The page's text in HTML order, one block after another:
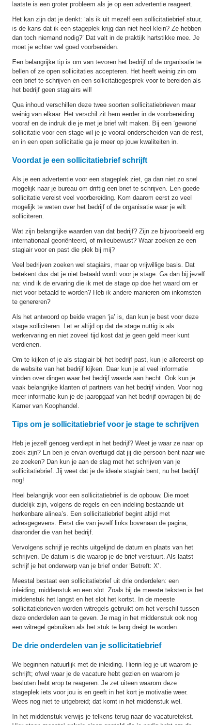
laatste is een groter probleem als je op een advertentie reageert.
Het kan zijn dat je denkt: ‘als ik uit mezelf een sollicitatiebrief stuur,
is de kans dat ik een stageplek krijg dan niet heel klein? Ze hebben
dan toch niemand nodig?’ Dat valt in de praktijk hartstikke mee. Je
moet je echter wel goed voorbereiden.
Een belangrijke tip is om van tevoren het bedrijf of de organisatie te
bellen of ze open sollicitaties accepteren. Het heeft weinig zin om
een brief te schrijven en een sollicitatiegesprek voor te bereiden als
het bedrijf geen stagiairs wil!
Qua inhoud verschillen deze twee soorten sollicitatiebrieven maar
weinig van elkaar. Het verschil zit hem eerder in de voorbereiding
vooraf en de indruk die je met je brief wilt maken. Bij een ‘gewone’
sollicitatie voor een stage wil je je vooral onderscheiden van de rest,
en in een open sollicitatie ga je meer op jouw kwaliteiten in.
Voordat je een sollicitatiebrief schrijft
Als je een advertentie voor een stageplek ziet, ga dan niet zo snel
mogelijk naar je bureau om driftig een brief te schrijven. Een goede
sollicitatie vereist veel voorbereiding. Kom daarom eerst zo veel
mogelijk te weten over het bedrijf of de organisatie waar je wilt
solliciteren.
Wat zijn belangrijke waarden van dat bedrijf? Zijn ze bijvoorbeeld erg
internationaal georiënteerd, of milieubewust? Waar zoeken ze een
stagiair voor en past die plek bij mij?
Veel bedrijven zoeken wel stagiairs, maar op vrijwillige basis. Dat
betekent dus dat je niet betaald wordt voor je stage. Ga dan bij jezelf
na: vind ik de ervaring die ik met de stage op doe het waard om er
niet voor betaald te worden? Heb ik andere manieren om inkomsten
te genereren?
Als het antwoord op beide vragen ‘ja’ is, dan kun je best voor deze
stage solliciteren. Let er altijd op dat de stage nuttig is als
werkervaring en niet zoveel tijd kost dat je geen geld meer kunt
verdienen.
Om te kijken of je als stagiair bij het bedrijf past, kun je allereerst op
de website van het bedrijf kijken. Daar kun je al veel informatie
vinden over dingen waar het bedrijf waarde aan hecht. Ook kun je
vaak belangrijke klanten of partners van het bedrijf vinden. Voor nog
meer informatie kun je de jaaropgaaf van het bedrijf opvragen bij de
Kamer van Koophandel.
Tips om je sollicitatiebrief voor je stage te schrijven
Heb je jezelf genoeg verdiept in het bedrijf? Weet je waar ze naar op
zoek zijn? En ben je ervan overtuigd dat jij die persoon bent naar wie
ze zoeken? Dan kun je aan de slag met het schrijven van je
sollicitatiebrief. Jij weet dat je de ideale stagiair bent; nu het bedrijf
nog!
Heel belangrijk voor een sollicitatiebrief is de opbouw. Die moet
duidelijk zijn, volgens de regels en een indeling bestaande uit
herkenbare alinea’s. Een sollicitatiebrief begint altijd met
adresgegevens. Eerst die van jezelf links bovenaan de pagina,
daaronder die van het bedrijf.
Vervolgens schrijf je rechts uitgelijnd de datum en plaats van het
schrijven. De datum is die waarop je de brief verstuurt. Als laatst
schrijf je het onderwerp van je brief onder ‘Betreft: X’.
Meestal bestaat een sollicitatiebrief uit drie onderdelen: een
inleiding, middenstuk en een slot. Zoals bij de meeste teksten is het
middenstuk het langst en het slot het kortst. In de meeste
sollicitatiebrieven worden witregels gebruikt om het verschil tussen
deze onderdelen aan te geven. Je mag in het middenstuk ook nog
een witregel gebruiken als het stuk te lang dreigt te worden.
De drie onderdelen van je sollicitatiebrief
We beginnen natuurlijk met de inleiding. Hierin leg je uit waarom je
schrijft; ofwel waar je de vacature hebt gezien en waarom je
besloten hebt erop te reageren. Je zet uiteen waarom deze
stageplek iets voor jou is en geeft in het kort je motivatie weer.
Wees nog niet te uitgebreid; dat komt in het middenstuk wel.
In het middenstuk verwijs je telkens terug naar de vacaturetekst.